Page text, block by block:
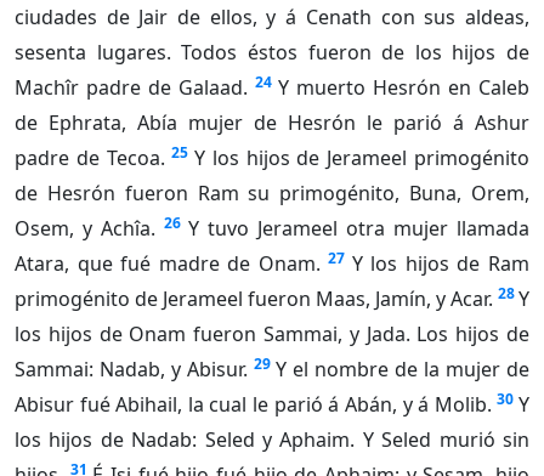
ciudades de Jair de ellos, y á Cenath con sus aldeas,
sesenta lugares. Todos éstos fueron de los hijos de
Machîr padre de Galaad. 24 Y muerto Hesrón en Caleb
de Ephrata, Abía mujer de Hesrón le parió á Ashur
padre de Tecoa. 25 Y los hijos de Jerameel primogénito
de Hesrón fueron Ram su primogénito, Buna, Orem,
Osem, y Achîa. 26 Y tuvo Jerameel otra mujer llamada
Atara, que fué madre de Onam. 27 Y los hijos de Ram
primogénito de Jerameel fueron Maas, Jamín, y Acar. 28Y
los hijos de Onam fueron Sammai, y Jada. Los hijos de
Sammai: Nadab, y Abisur. 29 Y el nombre de la mujer de
Abisur fué Abihail, la cual le parió á Abán, y á Molib. 30 Y
los hijos de Nadab: Seled y Aphaim. Y Seled murió sin
31